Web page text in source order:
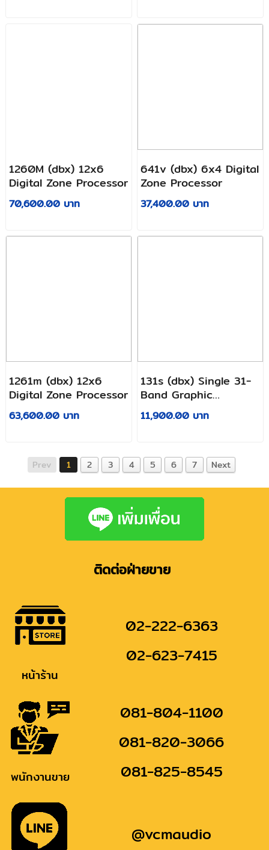
1260M (dbx) 12x6
Digital Zone Processor
70,600.00 บาท
641v (dbx) 6x4 Digital
Zone Processor
37,400.00 บาท
1261m (dbx) 12x6
Digital Zone Processor
63,600.00 บาท
131s (dbx) Single 31-
Band Graphic
Equalizer
11,900.00 บาท
Prev 1 2 3 4 5 6 7 Next
ติดต่อฝ่ายขาย
หน้าร้าน
02-222-6363
02-623-7415
พนักงานขาย
081-804-1100
081-820-3066
081-825-8545
@vcmaudio